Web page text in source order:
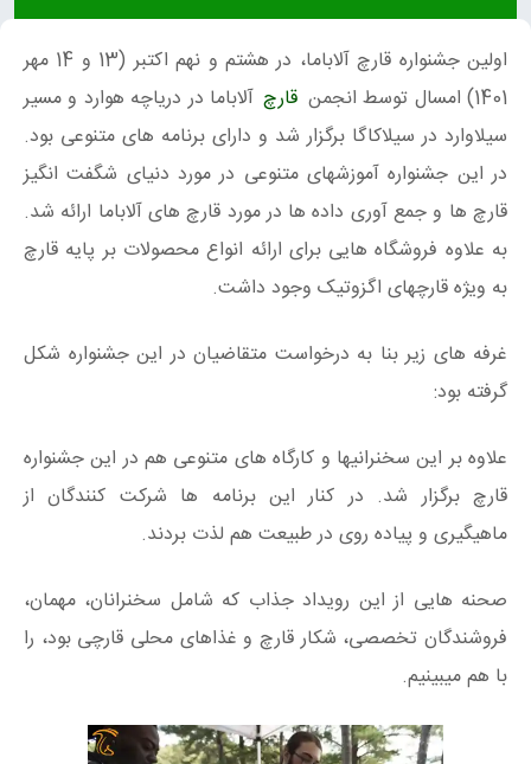
اولین جشنواره قارچ آلاباما، در هشتم و نهم اکتبر (13 و 14 مهر
1401) امسال توسط انجمن
قارچ آلاباما در دریاچه هوارد و مسیر
سیلاوارد در سیلاکاگا برگزار شد و دارای برنامه های متنوعی بود.
در این جشنواره آموزشهای متنوعی در مورد دنیای شگفت انگیز
قارچ ها و جمع آوری داده ها در مورد قارچ های آلاباما ارائه شد.
به علاوه فروشگاه هایی برای ارائه انواع محصولات بر پایه قارچ
به ویژه قارچهای اگزوتیک وجود داشت.
غرفه های زیر بنا به درخواست متقاضیان در این جشنواره شکل
گرفته بود:
علاوه بر این سخنرانیها و کارگاه های متنوعی هم در این جشنواره
قارچ برگزار شد. در کنار این برنامه ها شرکت کنندگان از
ماهیگیری و پیاده روی در طبیعت هم لذت بردند.
صحنه هایی از این رویداد جذاب که شامل سخنرانان، مهمان،
فروشندگان تخصصی، شکار قارچ و غذاهای محلی قارچی بود، را
با هم میبینیم.